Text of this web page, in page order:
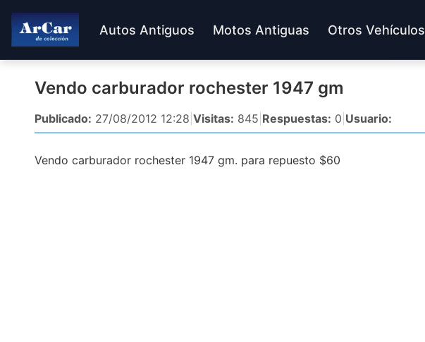
Autos Antiguos Motos Antiguas Otros Vehículos
Vendo carburador rochester 1947 gm
Publicado: 27/08/2012 12:28 Visitas: 845 Respuestas: 0 Usuario:
Vendo carburador rochester 1947 gm. para repuesto $60